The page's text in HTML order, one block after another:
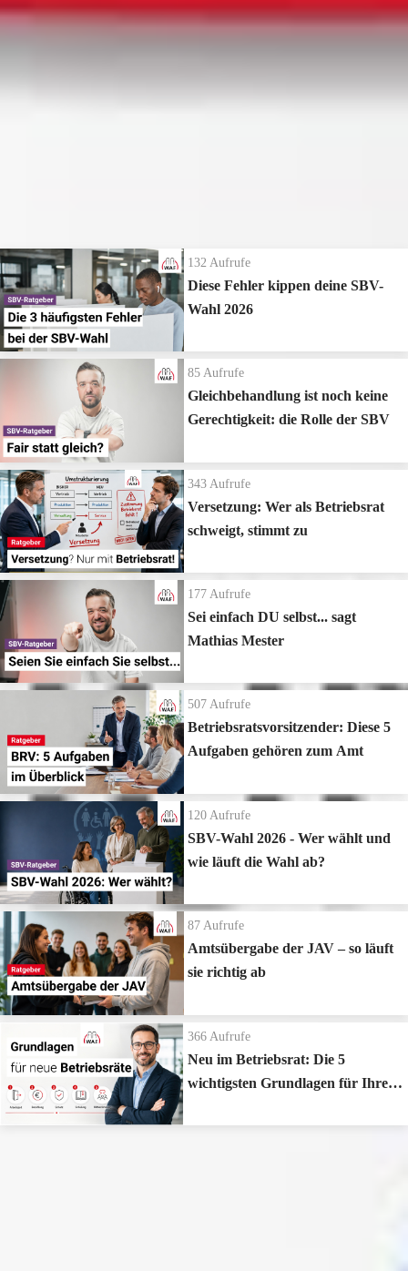
Bundesverfassungsgericht kippt BAG Rechtsprechung?
132 Aufrufe
Diese Fehler kippen deine SBV-
Wahl 2026
85 Aufrufe
Gleichbehandlung ist noch keine
Gerechtigkeit: die Rolle der SBV
343 Aufrufe
Versetzung: Wer als Betriebsrat
schweigt, stimmt zu
177 Aufrufe
Sei einfach DU selbst... sagt
Mathias Mester
507 Aufrufe
Betriebsratsvorsitzender: Diese 5
Aufgaben gehören zum Amt
120 Aufrufe
SBV-Wahl 2026 - Wer wählt und
wie läuft die Wahl ab?
87 Aufrufe
Amtsübergabe der JAV – so läuft
sie richtig ab
366 Aufrufe
Neu im Betriebsrat: Die 5
wichtigsten Grundlagen für Ihren